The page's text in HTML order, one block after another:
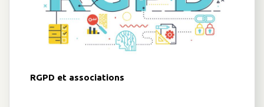
RGPD et associations